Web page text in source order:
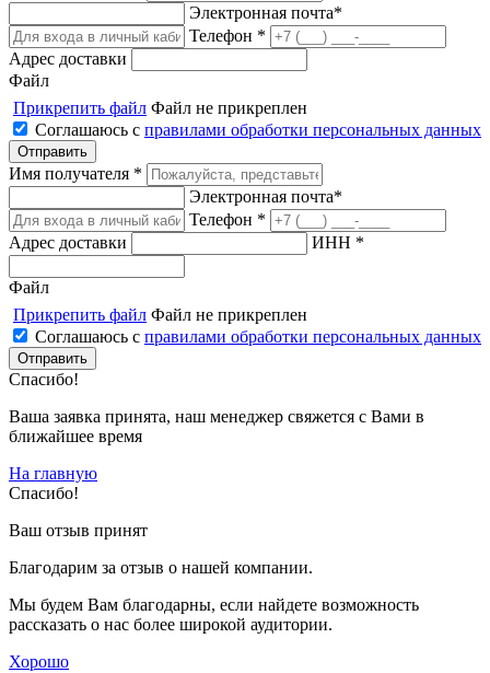
Электронная почта*
Телефон *
Адрес доставки
Файл
Прикрепить файл Файл не прикреплен
Соглашаюсь с правилами обработки персональных данных
Имя получателя *
Электронная почта*
Телефон *
Адрес доставки
ИНН *
Файл
Прикрепить файл Файл не прикреплен
Соглашаюсь с правилами обработки персональных данных
Спасибо!
Ваша заявка принята, наш менеджер свяжется с Вами в
ближайшее время
На главную
Спасибо!
Ваш отзыв принят
Благодарим за отзыв о нашей компании.
Мы будем Вам благодарны, если найдете возможность
рассказать о нас более широкой аудитории.
Хорошо